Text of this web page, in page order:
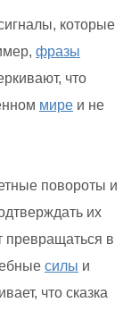
которые
фразы
что
мире и не
повороты и
их
превращаться в
силы и
что сказка